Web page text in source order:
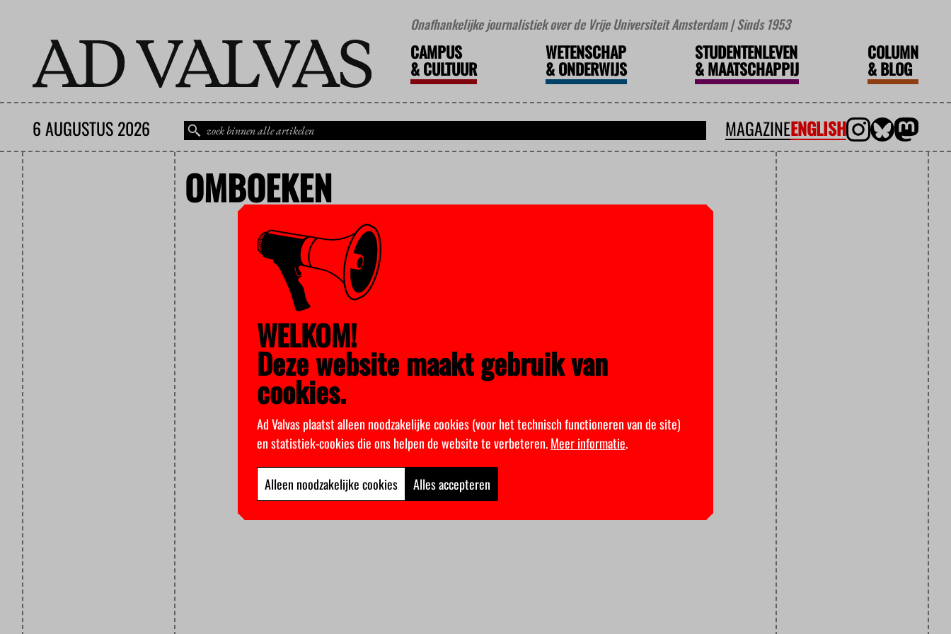
Onafhankelijke journalistiek over de Vrije Universiteit Amsterdam | Sinds 1953
CAMPUS
&CULTUUR
WETENSCHAP
&ONDERWIJS
STUDENTENLEVEN
&MAATSCHAPPIJ
COLUMN
&BLOG
6 AUGUSTUS 2026 MAGAZINEENGLISH
OMBOEKEN
WELKOM!
Deze website maakt gebruik van
cookies.
Ad Valvas plaatst alleen noodzakelijke cookies (voor het technisch functioneren van de site)
en statistiek-cookies die ons helpen de website te verbeteren.Meer informatie.
Alleen noodzakelijke cookies Alles accepteren